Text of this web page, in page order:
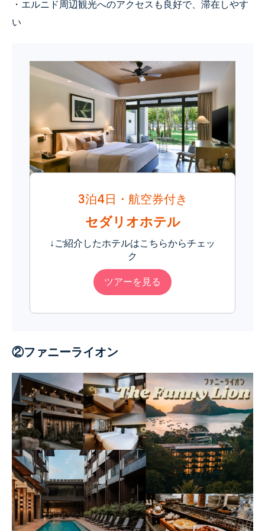
・エルニド周辺観光へのアクセスも良好で、滞在しやす
い
3泊4日・航空券付き
セダリオホテル
↓ご紹介したホテルはこちらからチェッ
ク
ツアーを見る
②ファニーライオン